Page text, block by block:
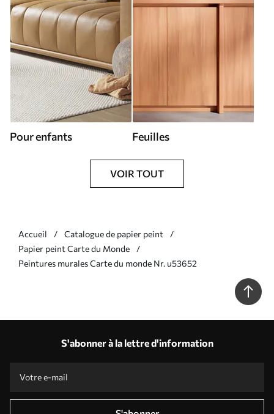
Pour enfants Feuilles
VOIR TOUT
Accueil
Catalogue de papier peint
Papier peint Carte du Monde
Peintures murales Carte du monde Nr. u53652
S'abonner à la lettre d'information